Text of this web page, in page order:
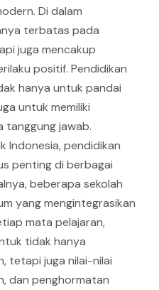
Di dalam
terbatas pada
juga mencakup
positif. Pendidikan
hanya untuk pandai
untuk memiliki
tanggung jawab.
Indonesia, pendidikan
penting di berbagai
beberapa sekolah
yang mengintegrasikan
mata pelajaran,
tidak hanya
tetapi juga nilai-nilai
dan penghormatan